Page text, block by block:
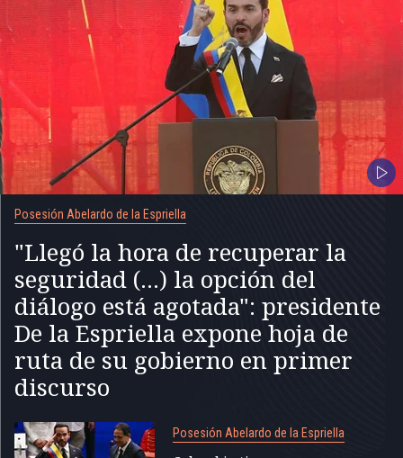
Posesión Abelardo de la Espriella
"Llegó la hora de recuperar la
seguridad (...) la opción del
diálogo está agotada": presidente
De la Espriella expone hoja de
ruta de su gobierno en primer
discurso
Posesión Abelardo de la Espriella